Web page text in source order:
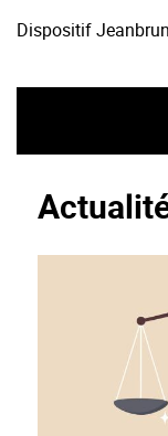
Dispositif Jeanbrun